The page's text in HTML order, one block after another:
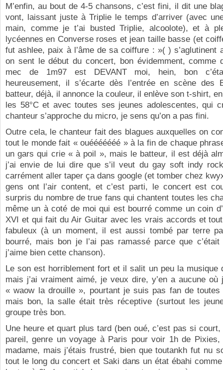
M’enfin, au bout de 4-5 chansons, c’est fini, il dit une
vont, laissant juste à Triplie le temps d’arriver (avec
main, comme je t’ai busted Triplie, alcoolote), et à
lycéennes en Converse roses et jean taille basse (et
fut ashlee, paix à l’âme de sa coiffure : »( ) s’aglutinent
on sent le début du concert, bon évidemment, comme
mec de 1m97 est DEVANT moi, hein, bon
heureusement, il s’écarte dès l’entrée en scène des
batteur, déjà, il annonce la couleur, il enlève son t-shirt,
les 58°C et avec toutes ses jeunes adolescentes, qui
chanteur s’approche du micro, je sens qu’on a pas fini.
Outre cela, le chanteur fait des blagues auxquelles on
tout le monde fait « ouééééééé » à la fin de chaque
un gars qui crie « à poil », mais le batteur, il est déjà
j’ai envie de lui dire que s’il veut du gay soft indy
carrément aller taper ça dans google (et tomber chez
gens ont l’air content, et c’est parti, le concert est
surpris du nombre de true fans qui chantent toutes les
même un à coté de moi qui est bourré comme un coin
XVI et qui fait du Air Guitar avec les vrais accords et
fabuleux (à un moment, il est aussi tombé par terre
bourré, mais bon je l’ai pas ramassé parce que c’était
j’aime bien cette chanson).
Le son est horriblement fort et il salit un peu la musique
mais j’ai vraiment aimé, je veux dire, y’en a aucune
« waow la drouille », pourtant je suis pas fan de toutes
mais bon, la salle était très réceptive (surtout les
groupe très bon.
Une heure et quart plus tard (ben oué, c’est pas si
pareil, genre un voyage à Paris pour voir 1h de Pixies,
madame, mais j’étais frustré, bien que toutankh fut nu
tout le long du concert et Saki dans un état ébahi